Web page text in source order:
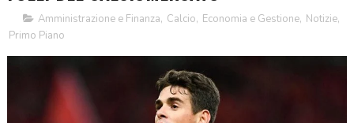
Amministrazione e Finanza, Calcio, Economia e Gestione, Notizie,
Primo Piano